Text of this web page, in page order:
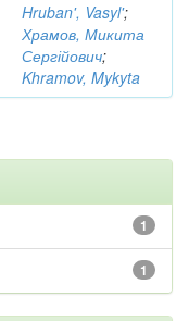
Hruban', Vasyl';
Храмов, Микита
Сергійович;
Khramov, Mykyta
1
1